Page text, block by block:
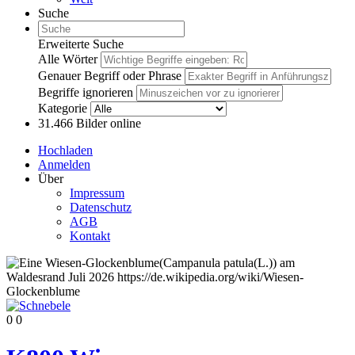
Suche
Erweiterte Suche
Alle Wörter
Genauer Begriff oder Phrase
Begriffe ignorieren
Kategorie
31.466 Bilder online
Hochladen
Anmelden
Über
Impressum
Datenschutz
AGB
Kontakt
0 0